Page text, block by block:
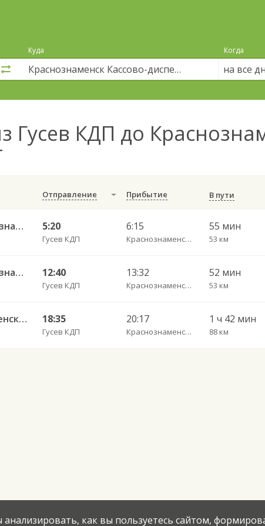
Куда Когда
на все
Гусев КДП до
Отправление Прибытие В пути
380 Гусев КДП — КДП г. Краснознаменска 5:20
Гусев КДП
6:15
Краснознаменск Кассово-диспетчерский пункт
55 мин
53 км
380 Гусев КДП — КДП г. Краснознаменска 12:40
Гусев КДП
13:32
Краснознаменск Кассово-диспетчерский пункт
52 мин
53 км
526К Гусев КДП — Краснознаменск КДП 18:35
Гусев КДП
20:17
Краснознаменск Кассово-диспетчерский пункт
1 ч 42 мин
88 км
как вы пользуетесь сайтом,